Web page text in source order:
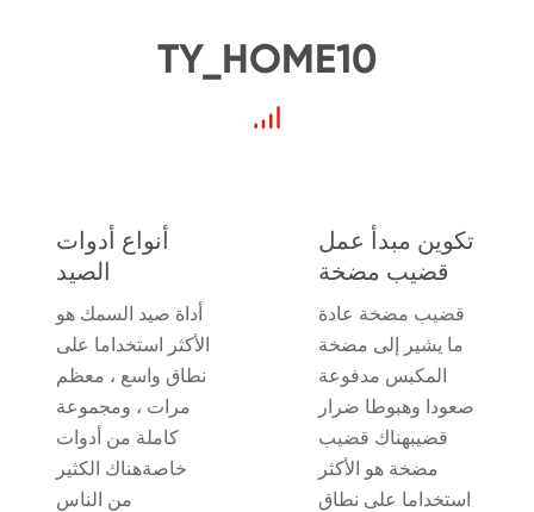
TY_HOME10
أنواع أدوات
الصيد
أداة صيد السمك هو
الأكثر استخداما على
نطاق واسع ، معظم
مرات ، ومجموعة
كاملة من أدوات
خاصةهناك الكثير
من الناس
تكوين مبدأ عمل
قضيب مضخة
قضيب مضخة عادة
ما يشير إلى مضخة
المكبس مدفوعة
صعودا وهبوطا ضرار
قضيبهناك قضيب
مضخة هو الأكثر
استخداما على نطاق